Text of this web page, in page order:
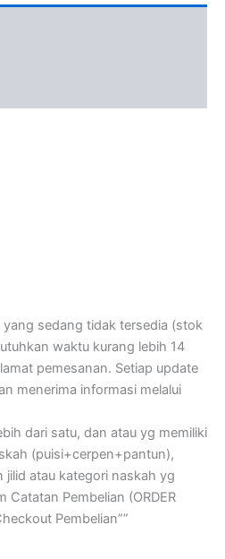
sedang tidak tersedia (stok
waktu kurang lebih 14
pemesanan. Setiap update
menerima informasi melalui
dari satu, dan atau yg memiliki
(puisi+cerpen+pantun),
jilid atau kategori naskah yg
Catatan Pembelian (ORDER
Pembelian””